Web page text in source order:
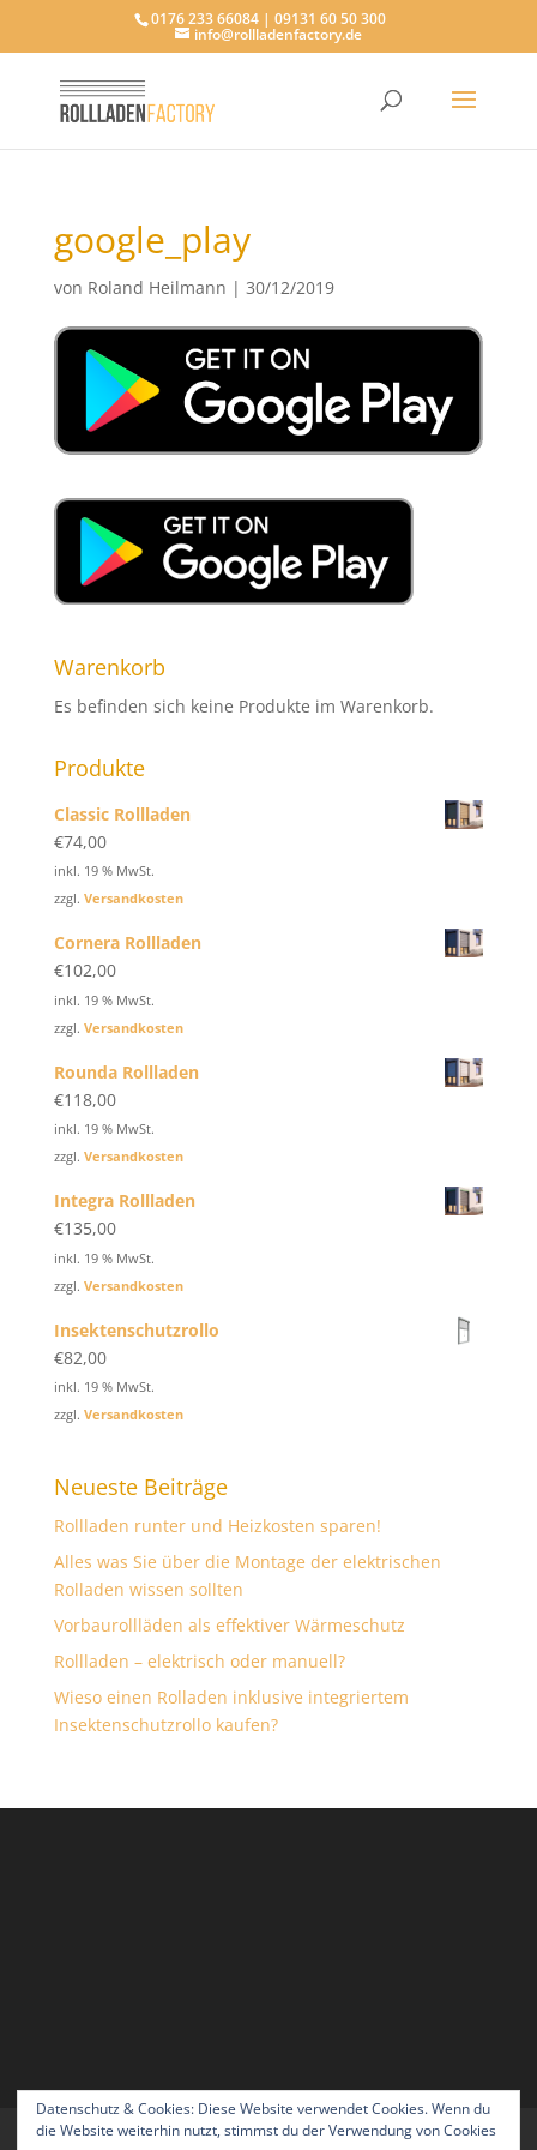
0176 233 66084 | 09131 60 50 300
info@rollladenfactory.de
google_play
von Roland Heilmann | 30/12/2019
Warenkorb
Es befinden sich keine Produkte im Warenkorb.
Produkte
Classic Rollladen
€74,00
inkl. 19 % MwSt.
zzgl. Versandkosten
Cornera Rollladen
€102,00
inkl. 19 % MwSt.
zzgl. Versandkosten
Rounda Rollladen
€118,00
inkl. 19 % MwSt.
zzgl. Versandkosten
Integra Rollladen
€135,00
inkl. 19 % MwSt.
zzgl. Versandkosten
Insektenschutzrollo
€82,00
inkl. 19 % MwSt.
zzgl. Versandkosten
Neueste Beiträge
Rollladen runter und Heizkosten sparen!
Alles was Sie über die Montage der elektrischen
Rolladen wissen sollten
Vorbaurollläden als effektiver Wärmeschutz
Rollladen – elektrisch oder manuell?
Wieso einen Rolladen inklusive integriertem
Insektenschutzrollo kaufen?
Impressum AGB’s Zahlungsarten
Datenschutz & Cookies: Diese Website verwendet Cookies. Wenn du
die Website weiterhin nutzt, stimmst du der Verwendung von Cookies